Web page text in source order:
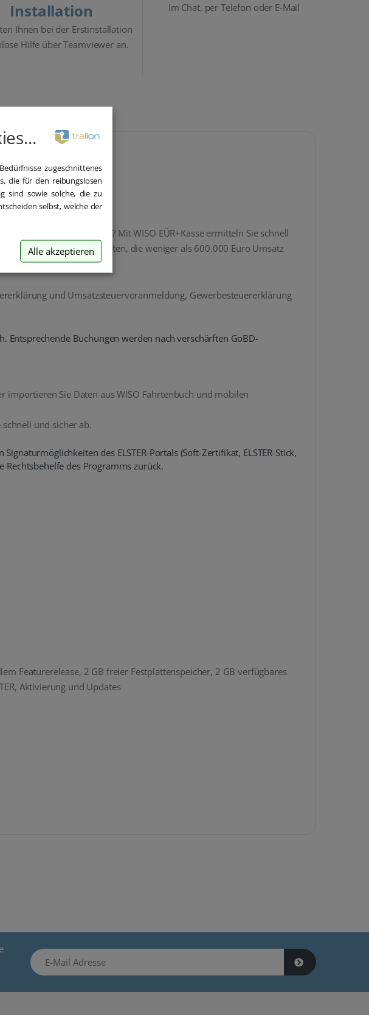
Installation
Ihnen bei der Erstinstallation
Hilfe über Teamviewer an.
Im Chat, per Telefon oder E-Mail
WISO erledigen!
voranmelden? Mit WISO EÜR+Kasse ermitteln Sie schnell
mit Nebeneinkünften, die weniger als 600.000 Euro Umsatz
und Umsatzsteuervoranmeldung, Gewerbesteuererklärung
Entsprechende Buchungen werden nach verschärften GoBD-
Sie Daten aus WISO Fahrtenbuch und mobilen
und sicher ab.
des ELSTER-Portals (Soft-Zertifikat, ELSTER-Stick,
des Programms zurück.
Featurerelease, 2 GB freier Festplattenspeicher, 2 GB verfügbares
Aktivierung und Updates
E-Mail Adresse
zugeschnittenes
die für den reibungslosen
sind sowie solche, die zu
selbst, welche der
Alle akzeptieren